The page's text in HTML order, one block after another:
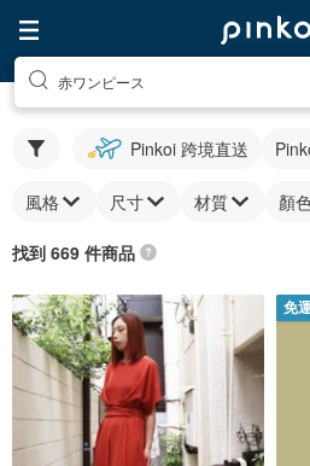
赤ワンピース
Pinkoi 跨境直送
風格 尺寸 材質 顏
找到 669 件商品
免